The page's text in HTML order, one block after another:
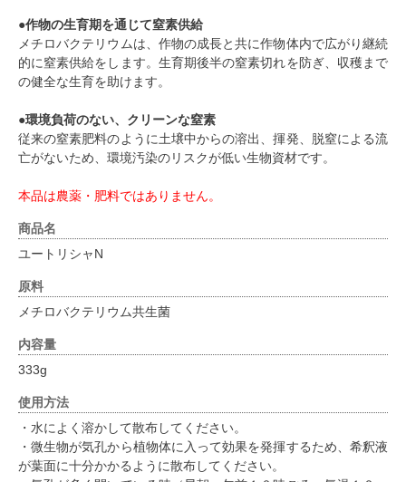
●作物の生育期を通じて窒素供給
メチロバクテリウムは、作物の成長と共に作物体内で広がり継続
的に窒素供給をします。生育期後半の窒素切れを防ぎ、収穫まで
の健全な生育を助けます。
●環境負荷のない、クリーンな窒素
従来の窒素肥料のように土壌中からの溶出、揮発、脱窒による流
亡がないため、環境汚染のリスクが低い生物資材です。
本品は農薬・肥料ではありません。
商品名
ユートリシャN
原料
メチロバクテリウム共生菌
内容量
333g
使用方法
・水によく溶かして散布してください。
・微生物が気孔から植物体に入って効果を発揮するため、希釈液
が葉面に十分かかるように散布してください。